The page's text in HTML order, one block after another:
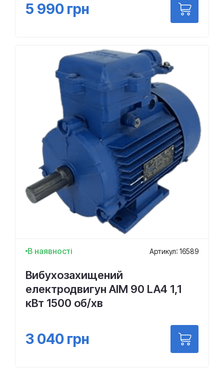
5 990 грн
В наявності Артикул: 16589
Вибухозахищений
електродвигун АІМ 90 LA4 1,1
кВт 1500 об/хв
3 040 грн